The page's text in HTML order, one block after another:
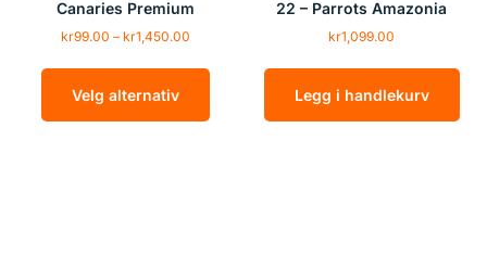
Canaries Premium
kr99.00 – kr1,450.00
Velg alternativ
22 – Parrots Amazonia
kr1,099.00
Legg i handlekurv